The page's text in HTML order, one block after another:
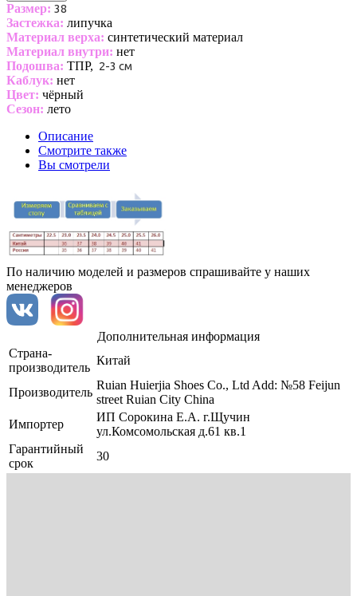
Размер: 38
Застежка: липучка
Материал верха: синтетический материал
Материал внутри: нет
Подошва: ТПР, 2-3 см
Каблук: нет
Цвет: чёрный
Сезон: лето
Описание
Смотрите также
Вы смотрели
По наличию моделей и размеров спрашивайте у наших
менеджеров
Дополнительная информация
Страна-
производитель
Китай
Производитель
Ruian Huierjia Shoes Co., Ltd Add: №58 Feijun
street Ruian City China
Импортер
ИП Сорокина Е.А. г.Щучин
ул.Комсомольская д.61 кв.1
Гарантийный
срок
30